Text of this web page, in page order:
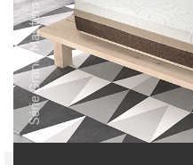
Série Grand Masters